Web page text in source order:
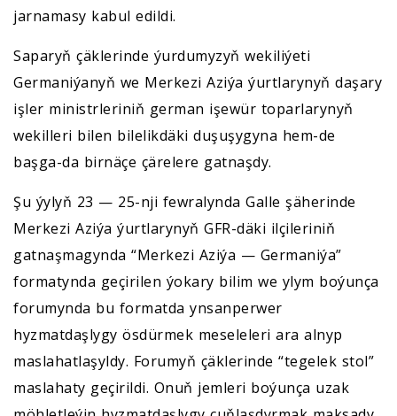
jarnamasy kabul edildi.
Saparyň çäklerinde ýurdumyzyň wekiliýeti
Germaniýanyň we Merkezi Aziýa ýurtlarynyň daşary
işler ministrleriniň german işewür toparlarynyň
wekilleri bilen bilelikdäki duşuşygyna hem-de
başga-da birnäçe çärelere gatnaşdy.
Şu ýylyň 23 — 25-nji fewralynda Galle şäherinde
Merkezi Aziýa ýurtlarynyň GFR-däki ilçileriniň
gatnaşmagynda “Merkezi Aziýa — Germaniýa”
formatynda geçirilen ýokary bilim we ylym boýunça
forumynda bu formatda ynsanperwer
hyzmatdaşlygy ösdürmek meseleleri ara alnyp
maslahatlaşyldy. Forumyň çäklerinde “tegelek stol”
maslahaty geçirildi. Onuň jemleri boýunça uzak